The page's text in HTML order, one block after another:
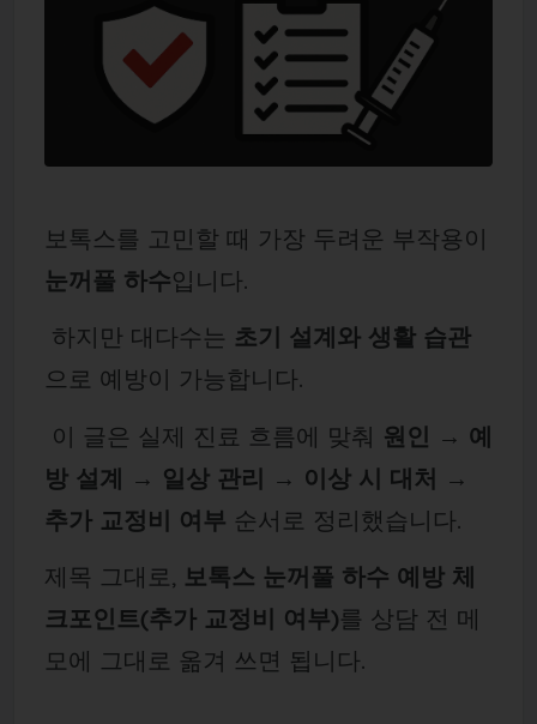
보톡스를 고민할 때 가장 두려운 부작용이
눈꺼풀 하수입니다.
하지만 대다수는 초기 설계와 생활 습관
으로 예방이 가능합니다.
이 글은 실제 진료 흐름에 맞춰 원인 → 예
방 설계 → 일상 관리 → 이상 시 대처 →
추가 교정비 여부 순서로 정리했습니다.
제목 그대로,
보톡스 눈꺼풀 하수 예방 체
크포인트(추가 교정비 여부)를 상담 전 메
모에 그대로 옮겨 쓰면 됩니다.